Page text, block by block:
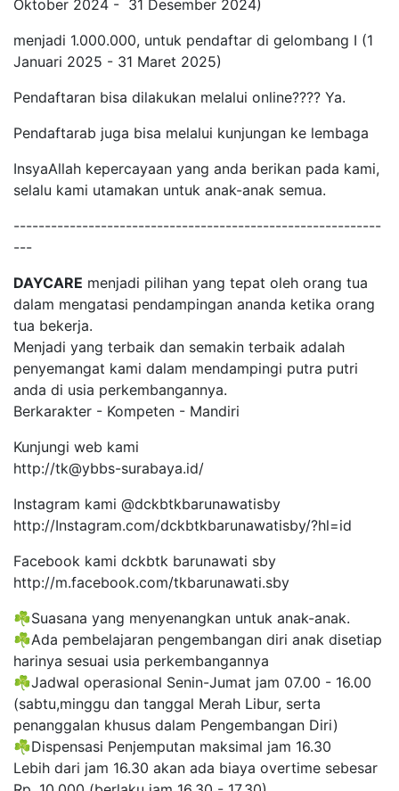
Oktober 2024 - 31 Desember 2024)
menjadi 1.000.000, untuk pendaftar di gelombang I (1
Januari 2025 - 31 Maret 2025)
Pendaftaran bisa dilakukan melalui online???? Ya.
Pendaftarab juga bisa melalui kunjungan ke lembaga
InsyaAllah kepercayaan yang anda berikan pada kami,
selalu kami utamakan untuk anak-anak semua.
-----------------------------------------------------------
---
DAYCARE menjadi pilihan yang tepat oleh orang tua
dalam mengatasi pendampingan ananda ketika orang
tua bekerja.
Menjadi yang terbaik dan semakin terbaik adalah
penyemangat kami dalam mendampingi putra putri
anda di usia perkembangannya.
Berkarakter - Kompeten - Mandiri
Kunjungi web kami
http://tk@ybbs-surabaya.id/
Instagram kami @dckbtkbarunawatisby
http://Instagram.com/dckbtkbarunawatisby/?hl=id
Facebook kami dckbtk barunawati sby
http://m.facebook.com/tkbarunawati.sby
☘️Suasana yang menyenangkan untuk anak-anak.
☘️Ada pembelajaran pengembangan diri anak disetiap
harinya sesuai usia perkembangannya
☘️Jadwal operasional Senin-Jumat jam 07.00 - 16.00
(sabtu,minggu dan tanggal Merah Libur, serta
penanggalan khusus dalam Pengembangan Diri)
☘️Dispensasi Penjemputan maksimal jam 16.30
Lebih dari jam 16.30 akan ada biaya overtime sebesar